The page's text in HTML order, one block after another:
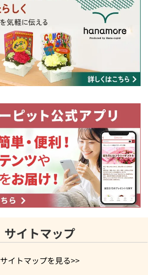
サイトマップ
サイトマップを見る>>